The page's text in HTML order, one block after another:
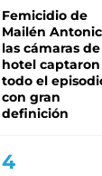
Femicidio de
Mailén
las cámaras
hotel captaron
todo el
con gran
definición